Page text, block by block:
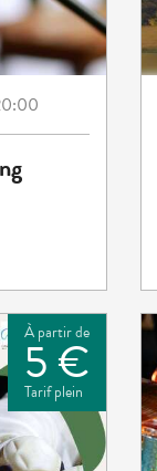
À partir de
5 €
Tarif plein